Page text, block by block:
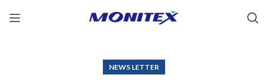
NEWS LETTER